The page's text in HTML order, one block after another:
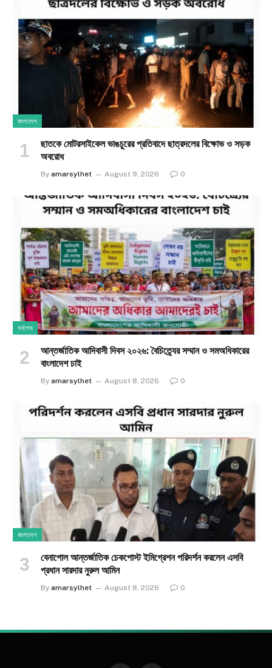
বাংলাদেশ
ছাতকে মোটরসাইকেল ভাঙচুরের প্রতিবাদে ছাত্রদলের বিক্ষোভ ও সড়ক
অবরোধ
By amarsylhet August 9, 2026 0
সর্বশেষ
আন্তর্জাতিক আদিবাসী দিবস ২০২৬: বৈচিত্র্যের সম্মান ও সমঅধিকারের
বাংলাদেশ চাই
By amarsylhet August 8, 2026 0
বাংলাদেশ
বেনাপোল আন্তর্জাতিক চেকপোস্ট ইমিগ্রেশন পরিদর্শন করলেন এসবি
প্রধান সারদার নুরুল আমিন
By amarsylhet August 8, 2026 0